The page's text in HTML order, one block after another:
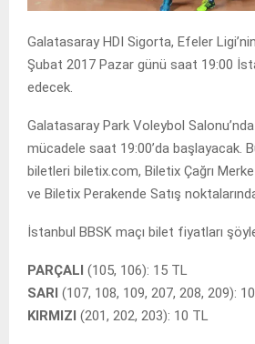
Galatasaray HDI Sigorta, Efeler
Şubat 2017 Pazar günü saat 19:00
edecek.
Galatasaray Park Voleybol
mücadele saat 19:00’da başlayacak.
biletleri biletix.com, Biletix Çağrı
ve Biletix Perakende Satış
İstanbul BBSK maçı bilet fiyatları
PARÇALI (105, 106): 15 TL
SARI (107, 108, 109, 207, 208, 209):
KIRMIZI (201, 202, 203): 10 TL